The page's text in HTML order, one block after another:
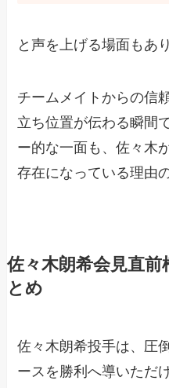
と声を上げる場面もあ
チームメイトからの信
立ち位置が伝わる瞬間
ー的な一面も、佐々木
存在になっている理由
佐々木朗希会見直
とめ
佐々木朗希投手は、圧
ースを勝利へ導いただ